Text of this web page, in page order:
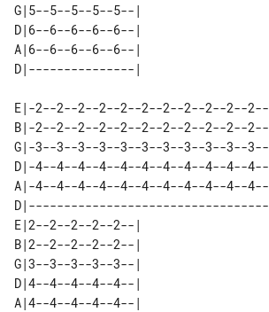
G|5--5--5--5--5--|
D|6--6--6--6--6--|
A|6--6--6--6--6--|
E|-2--2--2--2--2--2--2--2--2--2--2--
B|-2--2--2--2--2--2--2--2--2--2--2--
G|-3--3--3--3--3--3--3--3--3--3--3--
D|-4--4--4--4--4--4--4--4--4--4--4--
A|-4--4--4--4--4--4--4--4--4--4--4--
D|----------------------------------
E|2--2--2--2--2--|
B|2--2--2--2--2--|
G|3--3--3--3--3--|
D|4--4--4--4--4--|
A|4--4--4--4--4--|